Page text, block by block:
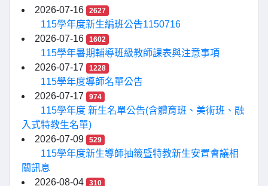
2026-07-16 2627
115學年度新生編班公告1150716
2026-07-16
1602
115學年暑期輔導班級教師課表與注意事項
2026-07-17
1228
115學年度導師名單公告
2026-07-17
974
115學年度 新生名單公告(含體育班、美術班、融
入式特教生名單)
2026-07-09
529
115學年度新生導師抽籤暨特教新生安置會議相
關訊息
2026-08-04
310